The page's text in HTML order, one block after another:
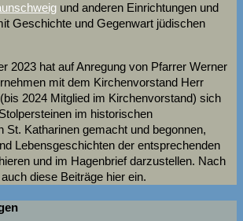
und anderen Einrichtungen und
Geschichte und Gegenwart jüdischen
2023 hat auf Anregung von Pfarrer Werner
mit dem Kirchenvorstand Herr
2024 Mitglied im Kirchenvorstand) sich
im historischen
St. Katharinen gemacht und begonnen,
Lebensgeschichten der entsprechenden
und im Hagenbrief darzustellen. Nach
diese Beiträge hier ein.